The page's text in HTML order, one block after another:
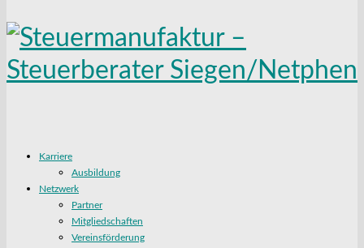
Karriere
Ausbildung
Netzwerk
Partner
Mitgliedschaften
Vereinsförderung